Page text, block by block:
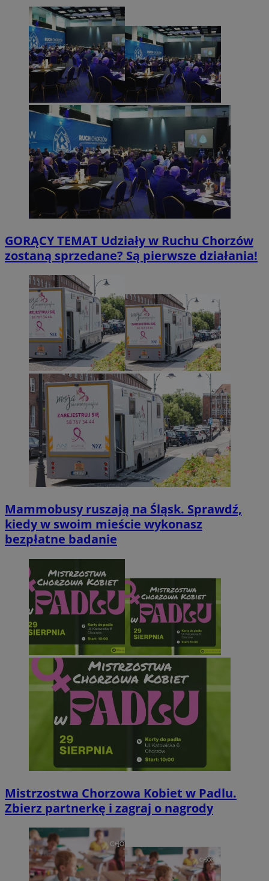
GORĄCY TEMAT Udziały w Ruchu Chorzów
zostaną sprzedane? Są pierwsze działania!
Mammobusy ruszają na Śląsk. Sprawdź,
kiedy w swoim mieście wykonasz
bezpłatne badanie
Mistrzostwa Chorzowa Kobiet w Padlu.
Zbierz partnerkę i zagraj o nagrody